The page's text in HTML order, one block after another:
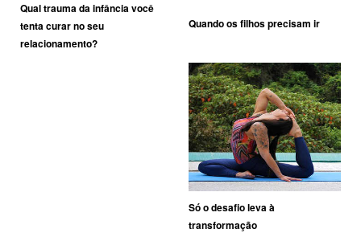
Qual trauma da infância você
tenta curar no seu
relacionamento?
Quando os filhos precisam ir
Só o desafio leva à
transformação